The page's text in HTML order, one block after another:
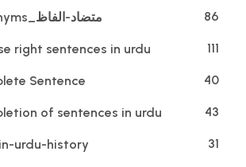
antonyms_متضاد-الفاظ 86
right sentences in urdu 111
Sentence 40
of sentences in urdu 43
urdu-history 31